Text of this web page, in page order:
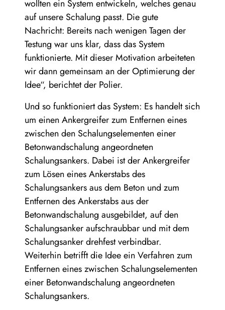
wollten ein System entwickeln, welches genau
auf unsere Schalung passt. Die gute
Nachricht: Bereits nach wenigen Tagen der
Testung war uns klar, dass das System
funktionierte. Mit dieser Motivation arbeiteten
wir dann gemeinsam an der Optimierung der
Idee“, berichtet der Polier.
Und so funktioniert das System: Es handelt sich
um einen Ankergreifer zum Entfernen eines
zwischen den Schalungselementen einer
Betonwandschalung angeordneten
Schalungsankers. Dabei ist der Ankergreifer
zum Lösen eines Ankerstabs des
Schalungsankers aus dem Beton und zum
Entfernen des Ankerstabs aus der
Betonwandschalung ausgebildet, auf den
Schalungsanker aufschraubbar und mit dem
Schalungsanker drehfest verbindbar.
Weiterhin betrifft die Idee ein Verfahren zum
Entfernen eines zwischen Schalungselementen
einer Betonwandschalung angeordneten
Schalungsankers.